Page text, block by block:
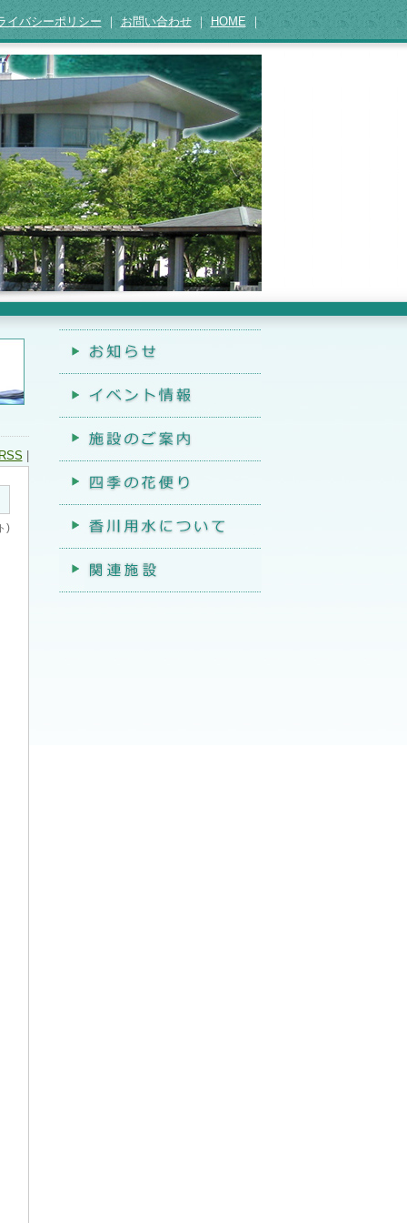
イバシーポリシー ｜お問い合わせ｜HOME｜
)